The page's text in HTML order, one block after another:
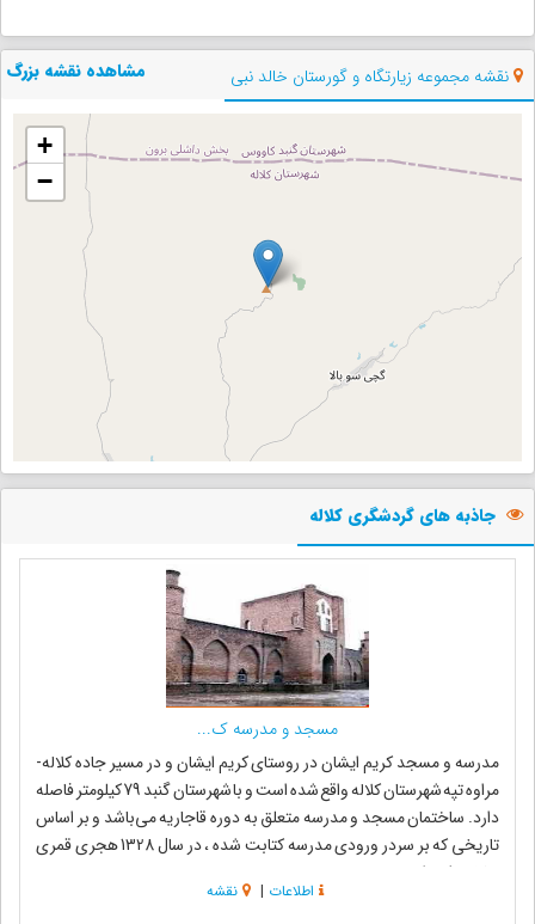
نقشه مجموعه زیارتگاه و گورستان خالد نبی مشاهده نقشه بزرگ
+
−
جاذبه های گردشگری کلاله
مسجد و مدرسه ک...
مدرسه و مسجد کریم ایشان در روستای کریم ایشان و در مسیر جاده کلاله-
مراوه تپه شهرستان کلاله واقع شده است و با شهرستان گنبد 79 کیلومتر فاصله
دارد. ساختمان مسجد و مدرسه متعلق به دوره قاجاریه می‌باشد و بر اساس
تاریخی که بر سردر ورودی مدرسه کتابت شده ، در سال 1328 هجری قمری
ساخته شده است. ...
اطلاعات | نقشه